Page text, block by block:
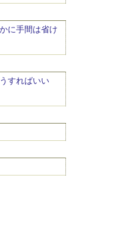
に手間は省け
すればいい